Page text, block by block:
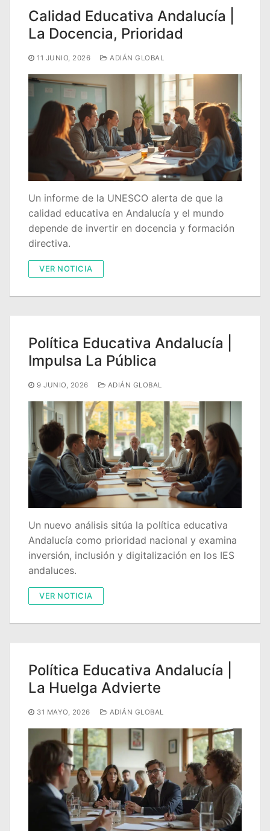
Calidad Educativa Andalucía |
La Docencia, Prioridad
11 JUNIO, 2026 ADIÁN GLOBAL
Un informe de la UNESCO alerta de que la
calidad educativa en Andalucía y el mundo
depende de invertir en docencia y formación
directiva.
VER NOTICIA
Política Educativa Andalucía |
Impulsa La Pública
9 JUNIO, 2026 ADIÁN GLOBAL
Un nuevo análisis sitúa la política educativa
Andalucía como prioridad nacional y examina
inversión, inclusión y digitalización en los IES
andaluces.
VER NOTICIA
Política Educativa Andalucía |
La Huelga Advierte
31 MAYO, 2026 ADIÁN GLOBAL